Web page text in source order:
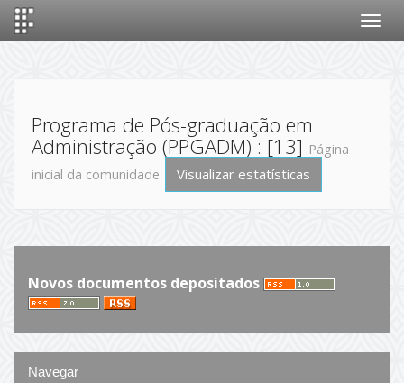
Programa de Pós-graduação em
Administração (PPGADM) : [13] Página
inicial da comunidade
Visualizar estatísticas
Novos documentos depositados
Navegar